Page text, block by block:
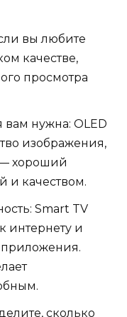
вы любите
качестве,
просмотра
вам нужна: OLED
изображения,
— хороший
и качеством.
Smart TV
интернету и
приложения.
сколько